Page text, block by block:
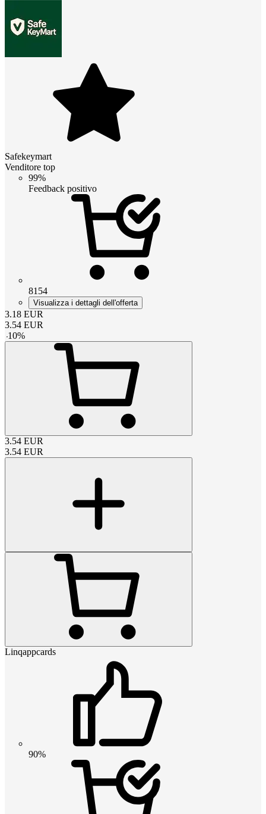
Safekeymart
Venditore top
99%
Feedback positivo
8154
Visualizza i dettagli dell'offerta
3.18 EUR
3.54 EUR
-10%
3.54 EUR
3.54 EUR
Linqappcards
90%